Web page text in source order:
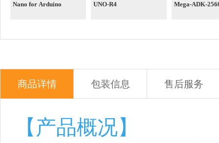
Nano for Arduino UNO-R4 Mega-ADK-
商品详情 包装信息 售后服务
【产品概况】